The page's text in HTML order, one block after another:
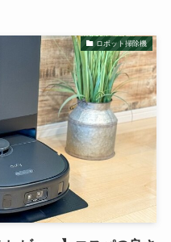
ロボット掃除機